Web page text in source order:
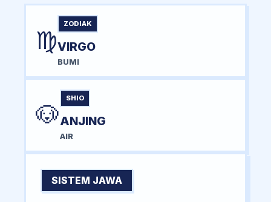
♍
ZODIAK
VIRGO
BUMI
🐶
SHIO
ANJING
AIR
SISTEM JAWA